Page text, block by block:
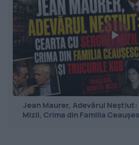
Jean Maurer, Adevărul
Mizil, Crima din Familia